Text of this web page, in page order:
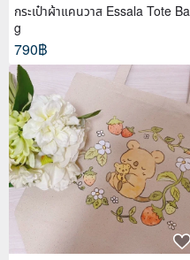
กระเป๋าผ้าแคนวาส Essala Tote Ba
g
790฿